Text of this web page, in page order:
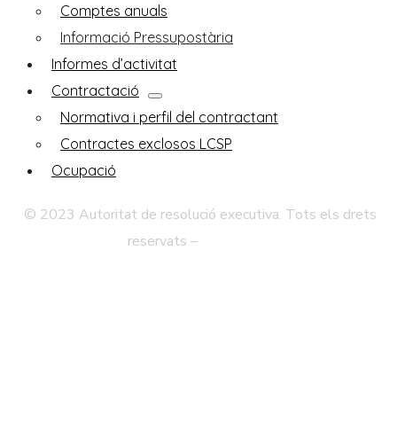
Comptes anuals
Informació Pressupostària
Informes d’activitat
Contractació
Normativa i perfil del contractant
Contractes exclosos LCSP
Ocupació
© 2023 Autoritat de resolució executiva. Tots els drets
reservats –